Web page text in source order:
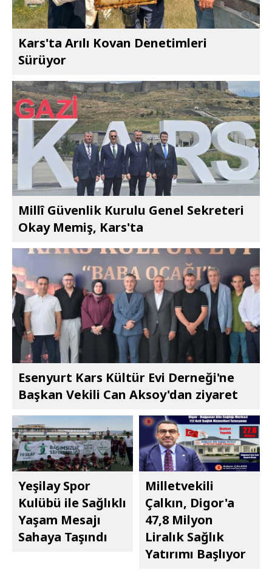
Kars'ta Arılı Kovan Denetimleri
Sürüyor
Millî Güvenlik Kurulu Genel Sekreteri
Okay Memiş, Kars'ta
Esenyurt Kars Kültür Evi Derneği'ne
Başkan Vekili Can Aksoy'dan ziyaret
Yeşilay Spor
Kulübü ile Sağlıklı
Yaşam Mesajı
Sahaya Taşındı
Milletvekili
Çalkın, Digor'a
47,8 Milyon
Liralık Sağlık
Yatırımı Başlıyor